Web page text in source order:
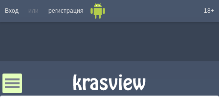
Вход или регистрация 18+